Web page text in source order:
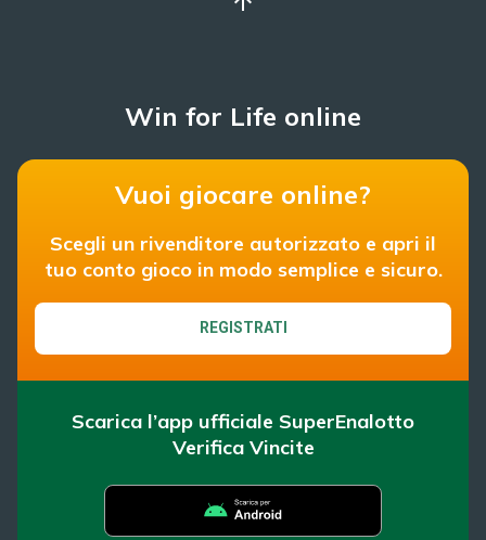
Win for Life online
Vuoi giocare online?
Scegli un rivenditore autorizzato e apri il
tuo conto gioco in modo semplice e sicuro.
REGISTRATI
Scarica l’app ufficiale SuperEnalotto
Verifica Vincite